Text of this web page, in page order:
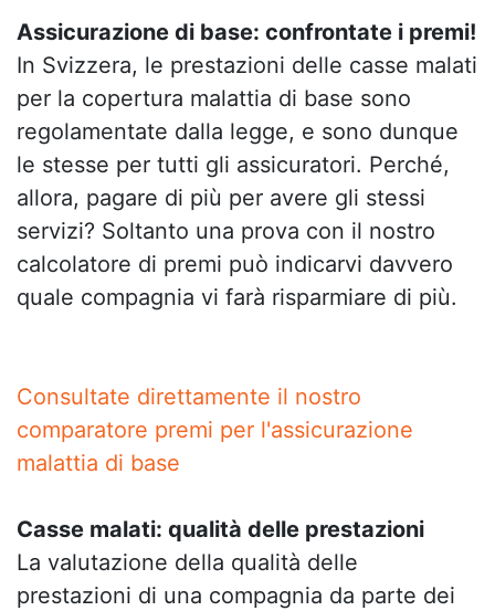
Assicurazione di base: confrontate i premi!
In Svizzera, le prestazioni delle casse malati
per la copertura malattia di base sono
regolamentate dalla legge, e sono dunque
le stesse per tutti gli assicuratori. Perché,
allora, pagare di più per avere gli stessi
servizi? Soltanto una prova con il nostro
calcolatore di premi può indicarvi davvero
quale compagnia vi farà risparmiare di più.
Consultate direttamente il nostro
comparatore premi per l'assicurazione
malattia di base
Casse malati: qualità delle prestazioni
La valutazione della qualità delle
prestazioni di una compagnia da parte dei